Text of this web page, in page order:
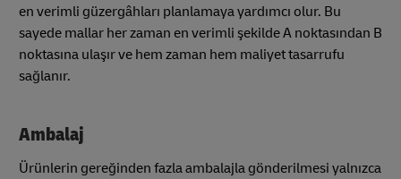
en verimli güzergâhları planlamaya yardımcı olur. Bu
sayede mallar her zaman en verimli şekilde A noktasından B
noktasına ulaşır ve hem zaman hem maliyet tasarrufu
sağlanır.
Ambalaj
Ürünlerin gereğinden fazla ambalajla gönderilmesi yalnızca